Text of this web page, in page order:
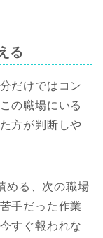
る
だけではコン
の職場にいる
方が判断しや
める、次の職場
手だった作業
すぐ報われな